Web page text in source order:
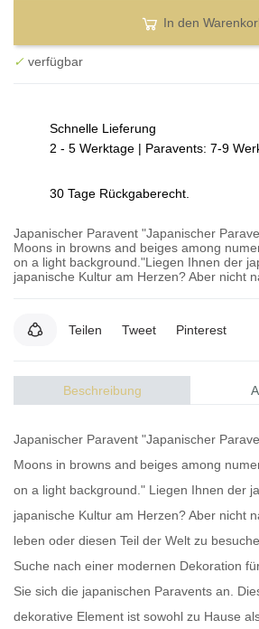
In den
✓ verfügbar
Schnelle Lieferung
2 - 5 Werktage | Paravents: 7-9
30 Tage Rückgaberecht.
Japanischer Paravent "Japanischer
Moons in browns and beiges among
on a light background."Liegen Ihnen der
japanische Kultur am Herzen? Aber nicht
Teilen Tweet Pinterest
Beschreibung
Japanischer Paravent "Japanischer
Moons in browns and beiges among
on a light background." Liegen Ihnen der
japanische Kultur am Herzen? Aber nicht
leben oder diesen Teil der Welt zu
Suche nach einer modernen Dekoration
Sie sich die japanischen Paravents an.
dekorative Element ist sowohl zu Hause